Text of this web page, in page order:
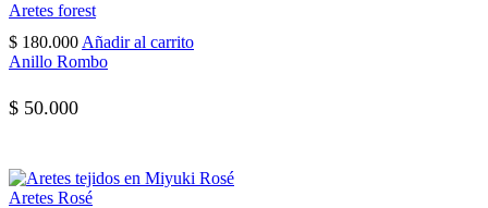
Aretes forest
$ 180.000 Añadir al carrito
Anillo Rombo
$ 50.000
Aretes Rosé